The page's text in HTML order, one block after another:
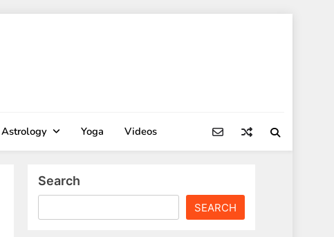
Astrology Yoga Videos
Search
SEARCH